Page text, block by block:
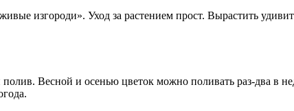
изгороди». Уход за растением прост. Вырастить
Весной и осенью цветок можно поливать раз-два в